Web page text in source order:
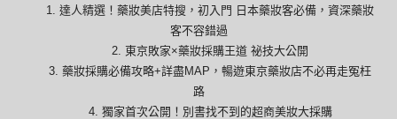
1. 達人精選！藥妝美店特搜，初入門 日本藥妝客必備，資深藥妝
客不容錯過
2. 東京敗家×藥妝採購王道 祕技大公開
3. 藥妝採購必備攻略+詳盡MAP，暢遊東京藥妝店不必再走冤枉
路
4. 獨家首次公開！別書找不到的超商美妝大採購